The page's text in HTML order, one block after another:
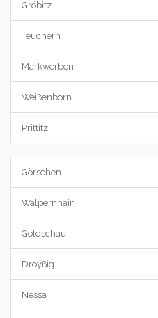
Gröbitz
Teuchern
Markwerben
Weißenborn
Prittitz
Görschen
Walpernhain
Goldschau
Droyßig
Nessa